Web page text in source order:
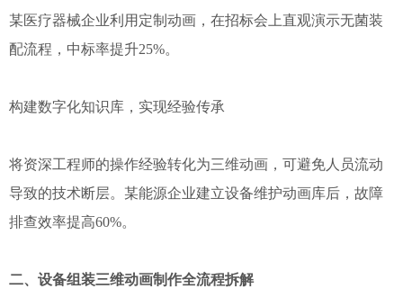
某医疗器械企业利用定制动画，在招标会上直观演示无菌装
配流程，中标率提升25%。
构建数字化知识库，实现经验传承
将资深工程师的操作经验转化为三维动画，可避免人员流动
导致的技术断层。某能源企业建立设备维护动画库后，故障
排查效率提高60%。
二、设备组装三维动画制作全流程拆解